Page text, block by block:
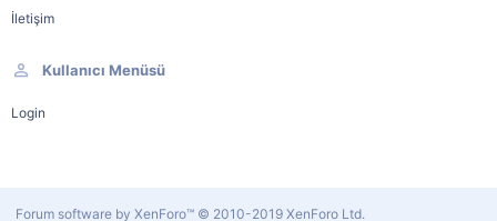
İletişim
Kullanıcı Menüsü
Login
Forum software by XenForo™ © 2010-2019 XenForo Ltd.